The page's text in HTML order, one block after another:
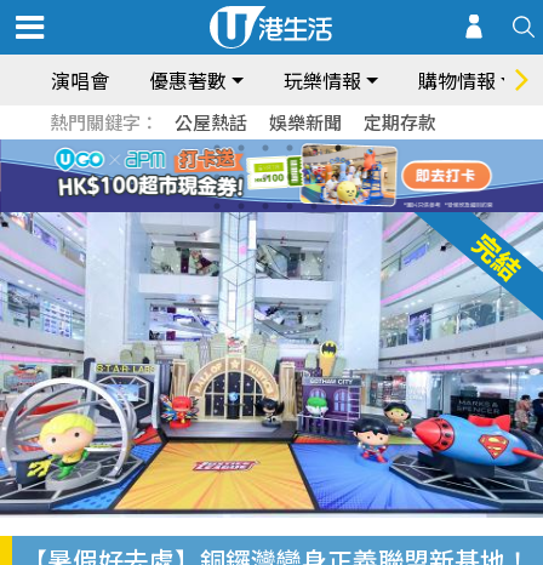
演唱會 優惠著數 玩樂情報 購物情報
熱門關鍵字： 公屋熱話 娛樂新聞 定期存款